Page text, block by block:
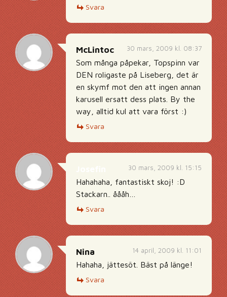
Svara
30 mars, 2009 kl. 08:37
McLintoc
Som många påpekar, Topspinn var
DEN roligaste på Liseberg, det är
en skymf mot den att ingen annan
karusell ersatt dess plats. By the
way, alltid kul att vara först :)
Svara
30 mars, 2009 kl. 15:15
Hahahaha, fantastiskt skoj! :D
Stackarn.. åååh…
Svara
14 april, 2009 kl. 11:01
Nina
Hahaha, jättesöt. Bäst på länge!
Svara